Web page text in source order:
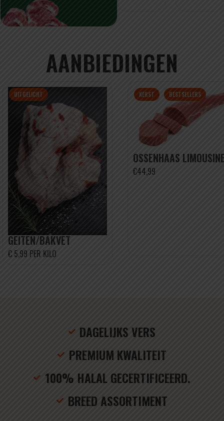
AANBIEDINGEN
GEITEN/BAKVET
€ 5,99 PER KILO
UITGELICHT
OSSENHAAS
€44,99
KERST BESTSELLERS
DAGELIJKS VERS
PREMIUM KWALITEIT
100% HALAL GECERTIFICEERD.
BREED ASSORTIMENT